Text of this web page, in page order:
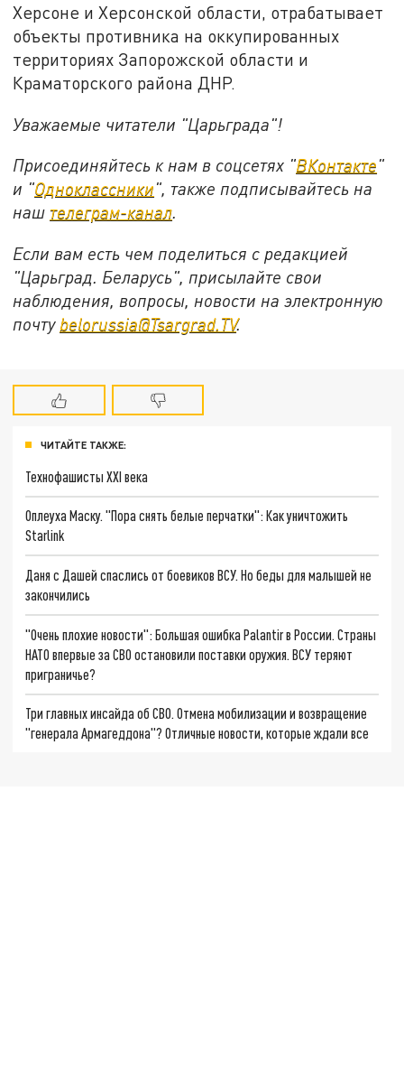
Херсоне и Херсонской области, отрабатывает
объекты противника на оккупированных
территориях Запорожской области и
Краматорского района ДНР.
Уважаемые читатели "Царьграда"!
Присоединяйтесь к нам в соцсетях "ВКонтакте"
и "Одноклассники", также подписывайтесь на
наш телеграм-канал.
Если вам есть чем поделиться с редакцией
"Царьград. Беларусь", присылайте свои
наблюдения, вопросы, новости на электронную
почту belorussia@Tsargrad.TV.
ЧИТАЙТЕ ТАКЖЕ:
Технофашисты XXI века
Оплеуха Маску. "Пора снять белые перчатки": Как уничтожить
Starlink
Даня с Дашей спаслись от боевиков ВСУ. Но беды для малышей не
закончились
"Очень плохие новости": Большая ошибка Palantir в России. Страны
НАТО впервые за СВО остановили поставки оружия. ВСУ теряют
приграничье?
Три главных инсайда об СВО. Отмена мобилизации и возвращение
"генерала Армагеддона"? Отличные новости, которые ждали все